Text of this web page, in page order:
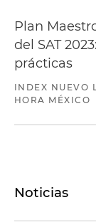
Plan
del SAT
prácticas
INDEX NUEVO
HORA MÉXICO
Noticias